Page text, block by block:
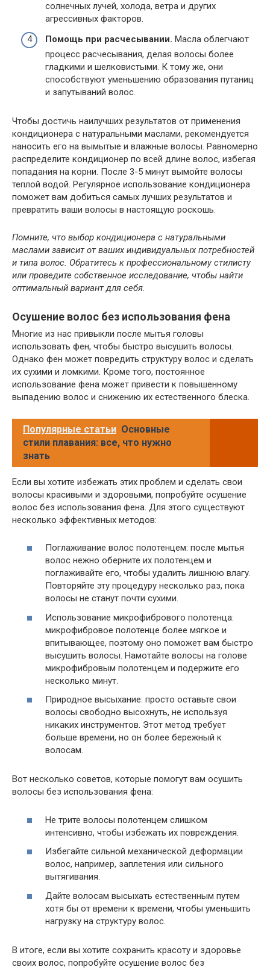
солнечных лучей, холода, ветра и других
агрессивных факторов.
Помощь при расчесывании. Масла облегчают
процесс расчесывания, делая волосы более
гладкими и шелковистыми. К тому же, они
способствуют уменьшению образования путаниц
и запутываний волос.
Чтобы достичь наилучших результатов от применения
кондиционера с натуральными маслами, рекомендуется
наносить его на вымытые и влажные волосы. Равномерно
распределите кондиционер по всей длине волос, избегая
попадания на корни. После 3-5 минут вымойте волосы
теплой водой. Регулярное использование кондиционера
поможет вам добиться самых лучших результатов и
превратить ваши волосы в настоящую роскошь.
Помните, что выбор кондиционера с натуральными
маслами зависит от ваших индивидуальных потребностей
и типа волос. Обратитесь к профессиональному стилисту
или проведите собственное исследование, чтобы найти
оптимальный вариант для себя.
Осушение волос без использования фена
Многие из нас привыкли после мытья головы
использовать фен, чтобы быстро высушить волосы.
Однако фен может повредить структуру волос и сделать
их сухими и ломкими. Кроме того, постоянное
использование фена может привести к повышенному
выпадению волос и снижению их естественного блеска.
Популярные статьи Основные
стили плавания: все, что нужно
знать
Если вы хотите избежать этих проблем и сделать свои
волосы красивыми и здоровыми, попробуйте осушение
волос без использования фена. Для этого существуют
несколько эффективных методов:
Поглаживание волос полотенцем: после мытья
волос нежно оберните их полотенцем и
поглаживайте его, чтобы удалить лишнюю влагу.
Повторяйте эту процедуру несколько раз, пока
волосы не станут почти сухими.
Использование микрофибрового полотенца:
микрофибровое полотенце более мягкое и
впитывающее, поэтому оно поможет вам быстро
высушить волосы. Намотайте волосы на голове
микрофибровым полотенцем и подержите его
несколько минут.
Природное высыхание: просто оставьте свои
волосы свободно высохнуть, не используя
никаких инструментов. Этот метод требует
больше времени, но он более бережный к
волосам.
Вот несколько советов, которые помогут вам осушить
волосы без использования фена:
Не трите волосы полотенцем слишком
интенсивно, чтобы избежать их повреждения.
Избегайте сильной механической деформации
волос, например, заплетения или сильного
вытягивания.
Дайте волосам высыхать естественным путем
хотя бы от времени к времени, чтобы уменьшить
нагрузку на структуру волос.
В итоге, если вы хотите сохранить красоту и здоровье
своих волос, попробуйте осушение волос без